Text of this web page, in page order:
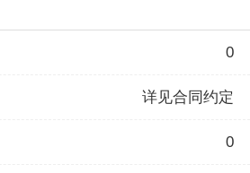
0
详见合同约定
0